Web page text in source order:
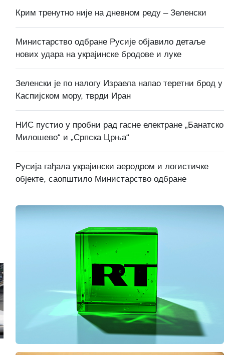
Крим тренутно није на дневном реду – Зеленски
Министарство одбране Русије објавило детаље
нових удара на украјинске бродове и луке
Зеленски је по налогу Израела напао теретни брод у
Каспијском мору, тврди Иран
НИС пустио у пробни рад гасне електране „Банатско
Милошево“ и „Српска Црња“
Русија гађала украјински аеродром и логистичке
објекте, саопштило Министарство одбране